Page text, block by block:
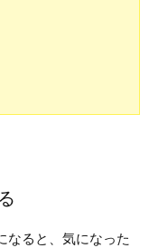
なると、気になった